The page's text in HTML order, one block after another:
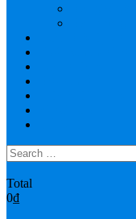
Total
0₫